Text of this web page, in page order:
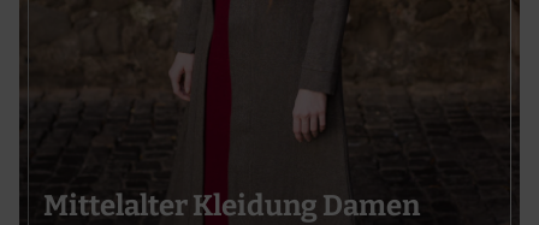
Mittelalter Kleidung Damen